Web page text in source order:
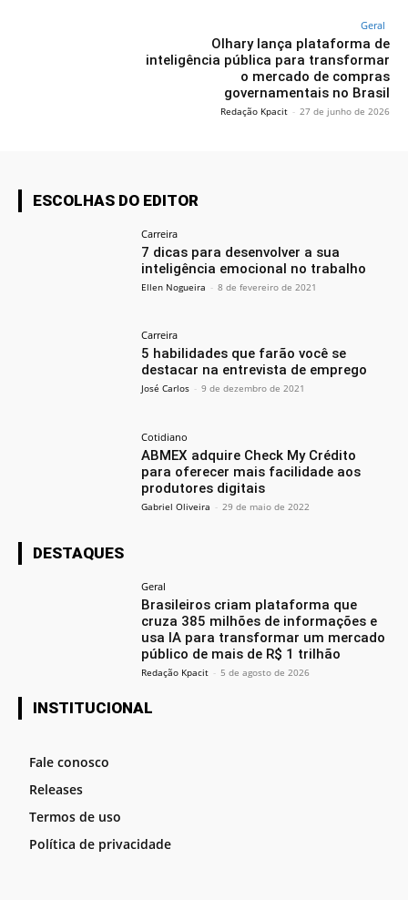
Geral
Olhary lança plataforma de
inteligência pública para transformar
o mercado de compras
governamentais no Brasil
Redação Kpacit - 27 de junho de 2026
ESCOLHAS DO EDITOR
Carreira
7 dicas para desenvolver a sua
inteligência emocional no trabalho
Ellen Nogueira - 8 de fevereiro de 2021
Carreira
5 habilidades que farão você se
destacar na entrevista de emprego
José Carlos - 9 de dezembro de 2021
Cotidiano
ABMEX adquire Check My Crédito
para oferecer mais facilidade aos
produtores digitais
Gabriel Oliveira - 29 de maio de 2022
DESTAQUES
Geral
Brasileiros criam plataforma que
cruza 385 milhões de informações e
usa IA para transformar um mercado
público de mais de R$ 1 trilhão
Redação Kpacit - 5 de agosto de 2026
INSTITUCIONAL
Fale conosco
Releases
Termos de uso
Política de privacidade